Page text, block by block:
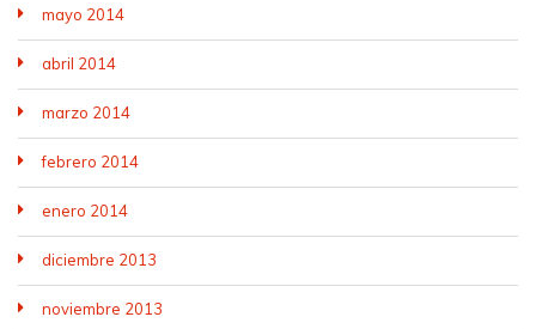
mayo 2014
abril 2014
marzo 2014
febrero 2014
enero 2014
diciembre 2013
noviembre 2013